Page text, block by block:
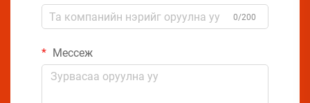
0/200
Мессеж